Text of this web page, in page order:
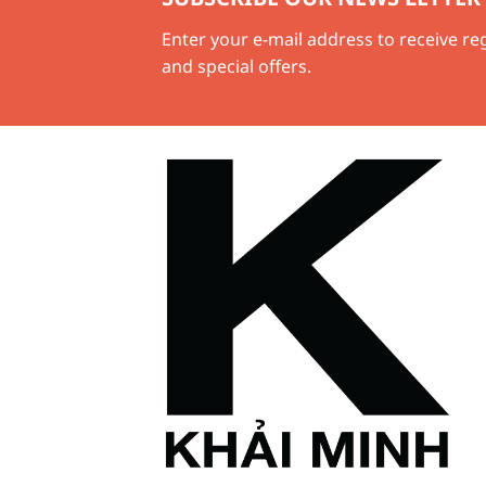
Enter your e-mail address to receive
and special offers.